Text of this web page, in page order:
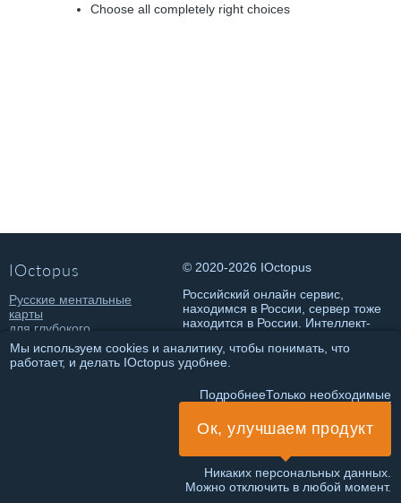
Choose all completely right choices
IOctopus
Русские ментальные
карты
для глубокого
погружения в состояние
потока и достижения
классных результатов.
© 2020-2026 IOctopus
Российский онлайн сервис,
находимся в России, сервер тоже
находится в России. Интеллект-
Правила использования
ИП Чеботарева Т.О.
Мы используем cookies и аналитику, чтобы понимать, что
работает, и делать IOctopus удобнее.
ПодробнееТолько необходимые
Ок, улучшаем продукт
Никаких персональных данных.
Можно отключить в любой момент.